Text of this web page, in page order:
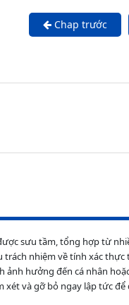
Chap trước
sưu tầm, tổng hợp từ
nhiệm về tính xác
ảnh hưởng đến cá nhân
và gỡ bỏ ngay lập tức để